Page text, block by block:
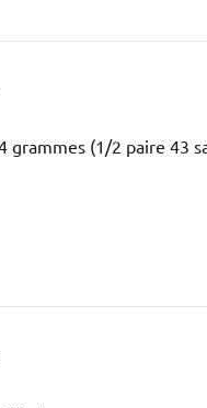
grammes (1/2 paire 43